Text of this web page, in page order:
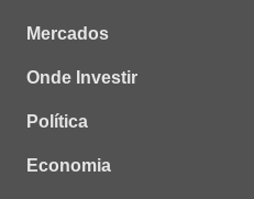
Mercados
Onde Investir
Política
Economia